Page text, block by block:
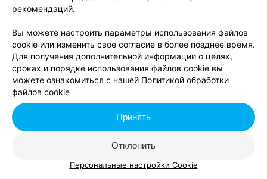
до 5 февраля 2027
7 сентября, понедельник
Скидка 20% на меню кухни для именинников при
предварительном заказе
до 5 февраля 2027
Скидка 20% на меню кухни при предварительном
до 5 февраля 2027
рекомендаций.
Вы можете настроить параметры использования файлов
cookie или изменить свое согласие в более позднее время.
Для получения дополнительной информации о целях,
сроках и порядке использования файлов cookie вы
можете ознакомиться с нашей Политикой обработки
файлов cookie
Отклонить
Принять
Персональные настройки Cookie